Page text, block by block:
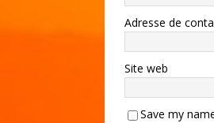
Adresse de
Site web
Save my